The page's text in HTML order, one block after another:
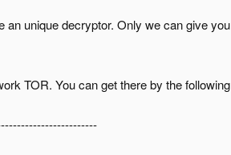
unique decryptor. Only we can give
TOR. You can get there by the